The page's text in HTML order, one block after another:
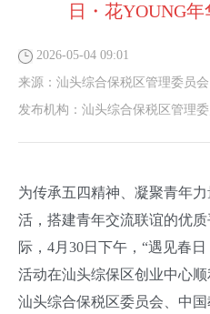
日・花YOUNG
2026-05-04 09:01
来源： 汕头综合保税区管理委员会
发布机构： 汕头综合保税区管理
为传承五四精神、凝聚青年
活，搭建青年交流联谊的优
际，4月30日下午，“遇见春
活动在汕头综保区创业中心
汕头综合保税区委员会、中国